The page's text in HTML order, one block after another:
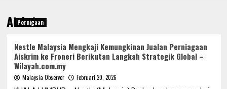
Aiskrim
Pernigaan
Nestle Malaysia Mengkaji Kemungkinan Jualan Perniagaan
Aiskrim ke Froneri Berikutan Langkah Strategik Global –
Wilayah.com.my
Malaysia Observer
Februari 20, 2026